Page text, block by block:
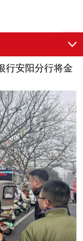
行安阳分行将金